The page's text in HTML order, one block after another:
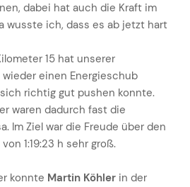
dabei hat auch die Kraft im
wusste ich, dass es ab jetzt hart
15 hat unserer
einen Energieschub
richtig gut pushen konnte.
waren dadurch fast die
Im Ziel war die Freude über den
1:19:23 h sehr groß.
konnte Martin Köhler in der